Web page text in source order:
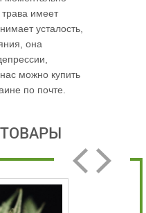
трава имеет
усталость,
она
можно купить
по почте.